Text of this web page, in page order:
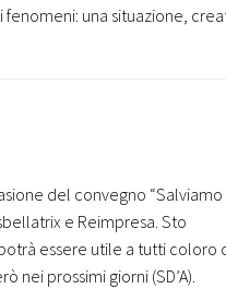
fenomeni: una situazione,
del convegno “Salviamo
e Reimpresa. Sto
essere utile a tutti coloro
prossimi giorni (SD’A).